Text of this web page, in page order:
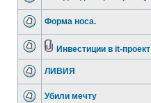
Форма носа.
Инвестиции в it-проект
ЛИВИЯ
Убили мечту